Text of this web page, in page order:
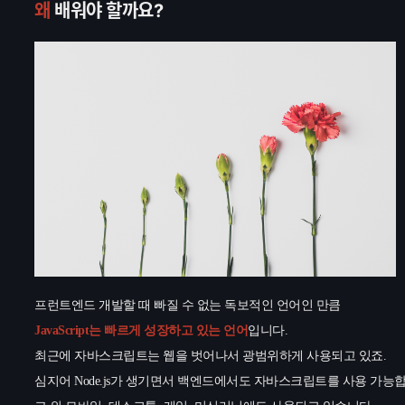
왜 배워야 할까요?
프런트엔드 개발할 때 빠질 수 없는 독보적인 언어인 만큼
JavaScript는 빠르게 성장하고 있는 언어 입니다.
최근에 자바스크립트는 웹을 벗어나서 광범위하게 사용되고 있죠.
심지어 Node.js가 생기면서 백엔드에서도 자바스크립트를 사용 가능